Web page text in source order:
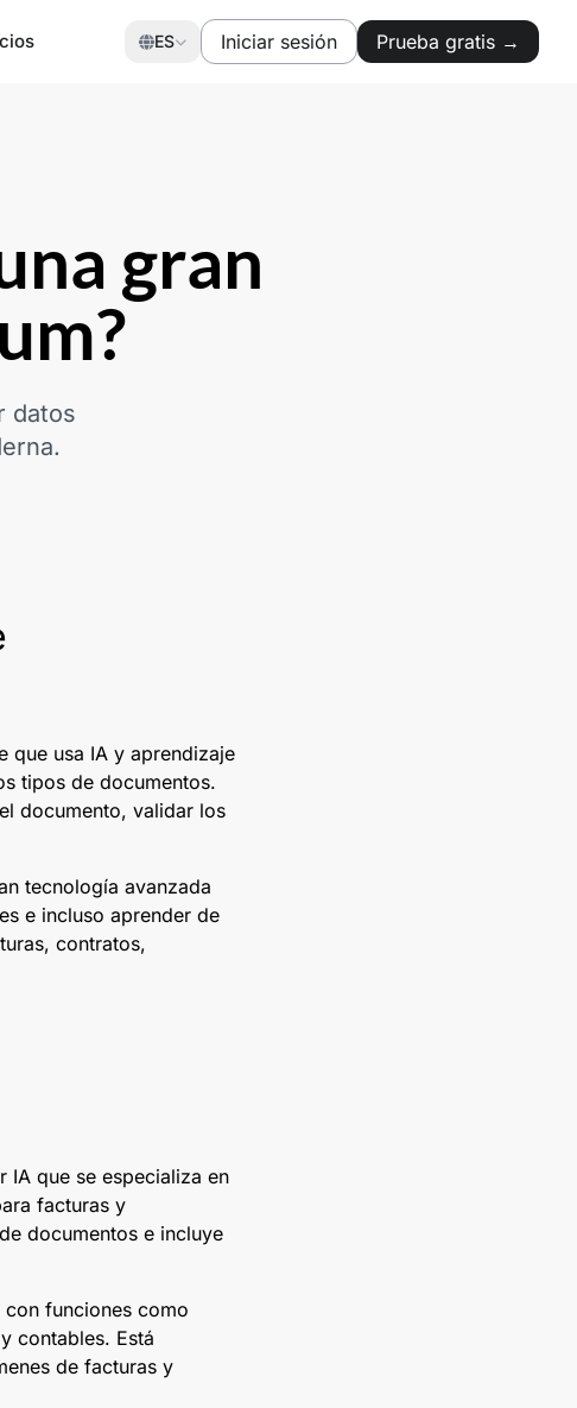
ES Iniciar sesión Prueba gratis →
gran
datos
que usa IA y aprendizaje
tipos de documentos.
documento, validar los
tecnología avanzada
e incluso aprender de
contratos,
IA que se especializa en
facturas y
documentos e incluye
funciones como
contables. Está
de facturas y